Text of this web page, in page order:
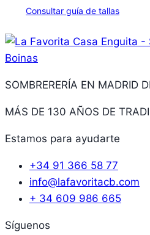
Consultar guía de tallas
SOMBRERERÍA EN MADRID
MÁS DE 130 AÑOS DE
Estamos para ayudarte
+34 91 366 58 77
info@lafavoritacb.com
+ 34 609 986 665
Síguenos